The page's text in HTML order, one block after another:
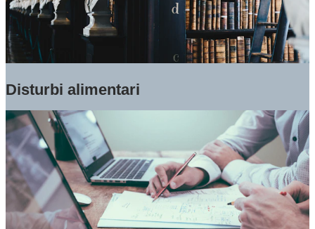
Disturbi alimentari